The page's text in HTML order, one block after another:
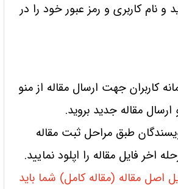
و نام کاربری و رمز عبور خود را در
کاربران جهت ارسال مقاله از منو
مقاله جدید بروید.
طبق مراحل ثبت مقاله
اخر فایل مقاله را اپلود نمایید.
اصل مقاله (مقاله کامل) شما باید